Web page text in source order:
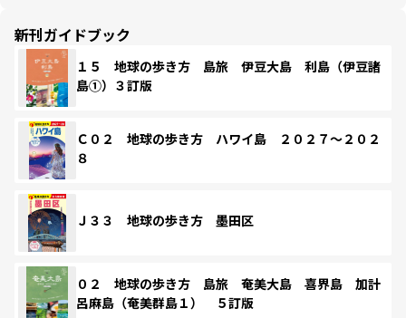
新刊ガイドブック
１５ 地球の歩き方 島旅 伊豆大島 利島（伊豆諸
島①）３訂版
Ｃ０２ 地球の歩き方 ハワイ島 ２０２７～２０２
８
Ｊ３３ 地球の歩き方 墨田区
０２ 地球の歩き方 島旅 奄美大島 喜界島 加計
呂麻島（奄美群島１） ５訂版